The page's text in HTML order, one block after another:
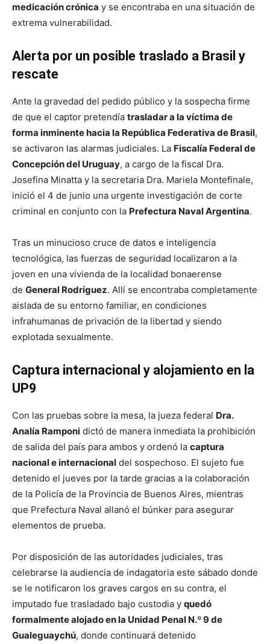
medicación crónica y se encontraba en una situación de
extrema vulnerabilidad.
Alerta por un posible traslado a Brasil y
rescate
Ante la gravedad del pedido público y la sospecha firme
de que el captor pretendía trasladar a la víctima de
forma inminente hacia la República Federativa de Brasil,
se activaron las alarmas judiciales. La Fiscalía Federal de
Concepción del Uruguay, a cargo de la fiscal Dra.
Josefina Minatta y la secretaria Dra. Mariela Montefinale,
inició el 4 de junio una urgente investigación de corte
criminal en conjunto con la Prefectura Naval Argentina.
Tras un minucioso cruce de datos e inteligencia
tecnológica, las fuerzas de seguridad localizaron a la
joven en una vivienda de la localidad bonaerense
de General Rodríguez. Allí se encontraba completamente
aislada de su entorno familiar, en condiciones
infrahumanas de privación de la libertad y siendo
explotada sexualmente.
Captura internacional y alojamiento en la
UP9
Con las pruebas sobre la mesa, la jueza federal Dra.
Analía Ramponi dictó de manera inmediata la prohibición
de salida del país para ambos y ordenó la captura
nacional e internacional del sospechoso. El sujeto fue
detenido el jueves por la tarde gracias a la colaboración
de la Policía de la Provincia de Buenos Aires, mientras
que Prefectura Naval allanó el búnker para asegurar
elementos de prueba.
Por disposición de las autoridades judiciales, tras
celebrarse la audiencia de indagatoria este sábado donde
se le notificaron los graves cargos en su contra, el
imputado fue trasladado bajo custodia y quedó
formalmente alojado en la Unidad Penal N.º 9 de
Gualeguaychú, donde continuará detenido